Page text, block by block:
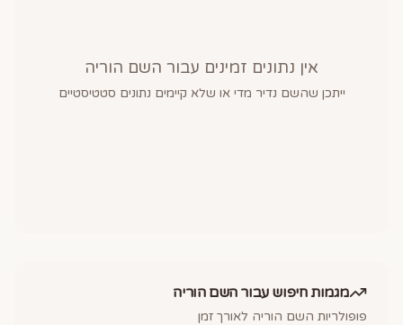
אין נתונים זמינים עבור השם הוריה
ייתכן שהשם נדיר מדי או שלא קיימים נתונים סטטיסטיים
מגמות חיפוש עבור השםהוריה
פופולריות השם הוריה לאורך זמן